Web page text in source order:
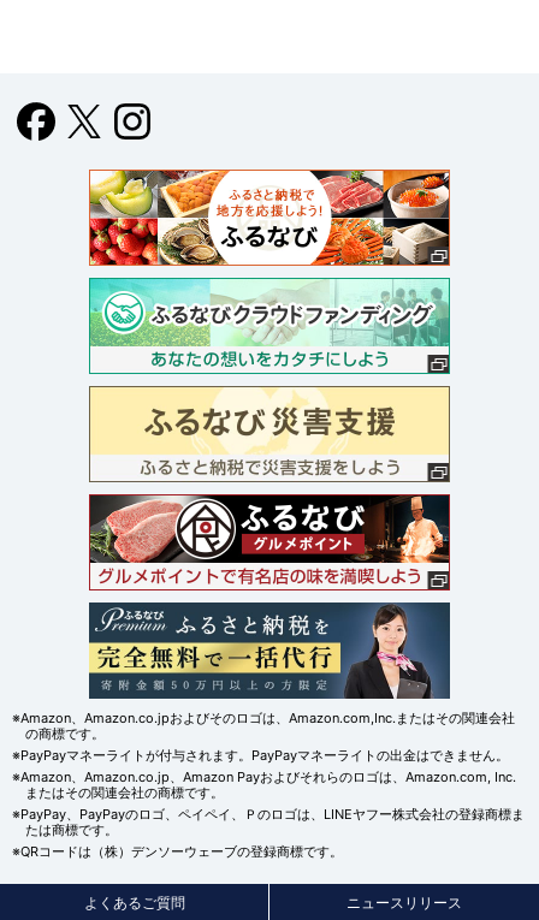
※Amazon、Amazon.co.jpおよびそのロゴは、Amazon.com,Inc.またはその関連会社
の商標です。
※PayPayマネーライトが付与されます。PayPayマネーライトの出金はできません。
※Amazon、Amazon.co.jp、Amazon Payおよびそれらのロゴは、Amazon.com, Inc.
またはその関連会社の商標です。
※PayPay、PayPayのロゴ、ペイペイ、Ｐのロゴは、LINEヤフー株式会社の登録商標ま
たは商標です。
※QRコードは（株）デンソーウェーブの登録商標です。
よくあるご質問 ニュースリリース